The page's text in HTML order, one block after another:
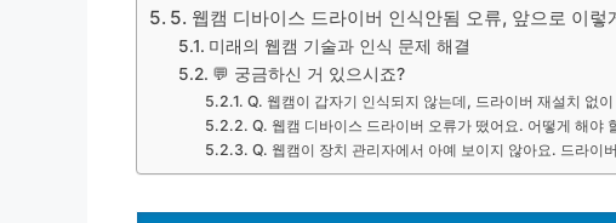
5. 웹캠 디바이스 드라이버 인식안됨 오류, 앞으로 이렇
미래의 웹캠 기술과 인식 문제 해결
💬 궁금하신 거 있으시죠?
Q. 웹캠이 갑자기 인식되지 않는데, 드라이버 재설치 없
Q. 웹캠 디바이스 드라이버 오류가 떴어요. 어떻게 해야
Q. 웹캠이 장치 관리자에서 아예 보이지 않아요. 드라이